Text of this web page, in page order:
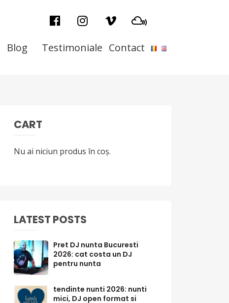
Blog Testimoniale Contact
CART
Nu ai niciun produs în coș.
LATEST POSTS
Pret DJ nunta Bucuresti
2026: cat costa un DJ
pentru nunta
tendinte nunti 2026: nunti
mici, DJ open format si